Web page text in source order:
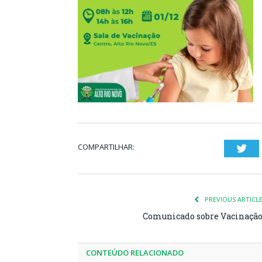
COMPARTILHAR:
PREVIOUS ARTICLE
Comunicado sobre Vacinação
CONTEÚDO RELACIONADO